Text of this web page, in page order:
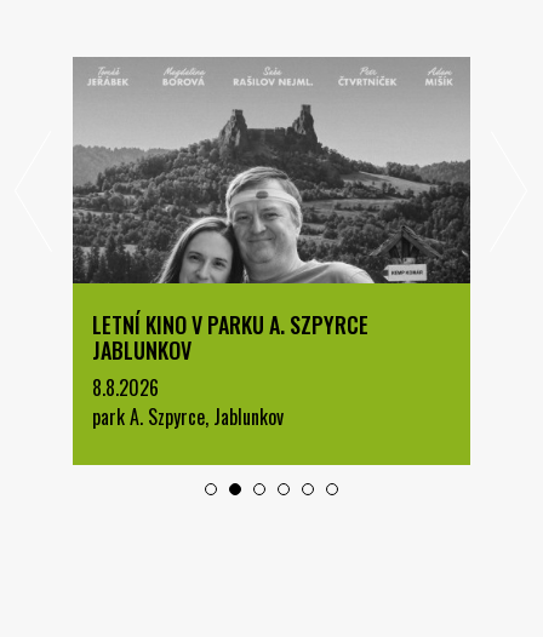
LETNÍ KINO V PARKU A. SZPYRCE
JABLUNKOV
8.8.2026
park A. Szpyrce, Jablunkov